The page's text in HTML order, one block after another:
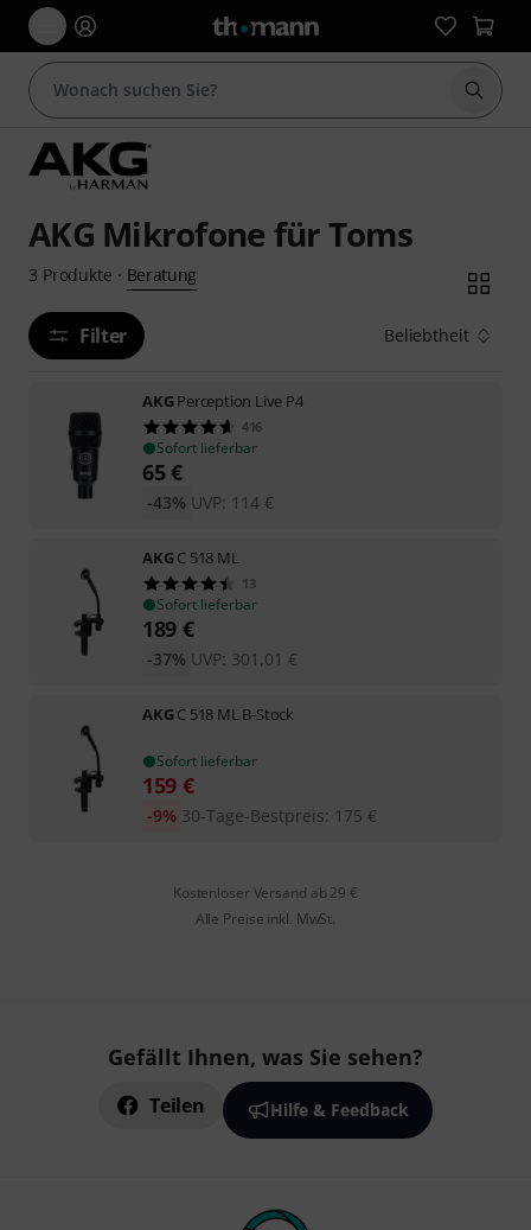
Suche
AKG Mikrofone für Toms
3 Produkte · Beratung
Filter Beliebtheit
AKGPerception Live P4
416
Sofort lieferbar
65€
UVP: 114 €
-43%
AKGC 518 ML
13
Sofort lieferbar
189 €
UVP: 301,01 €
-37%
AKGC 518 ML B-Stock
Sofort lieferbar
159 €
30-Tage-Bestpreis: 175 €
-9%
Kostenloser Versand ab 29 €
Alle Preise inkl. MwSt.
Gefällt Ihnen, was Sie sehen?
Teilen Hilfe & Feedback